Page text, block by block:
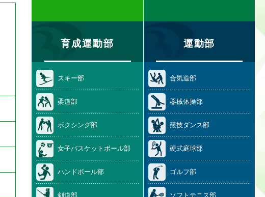
育成運動部
スキー部
柔道部
ボクシング部
女子バスケットボール部
ハンドボール部
剣道部
運動部
合気道部
器械体操部
競技ダンス部
硬式庭球部
ゴルフ部
ソフトテニス部